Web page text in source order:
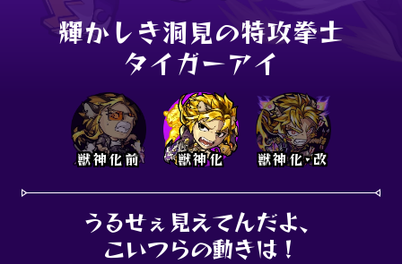
輝かしき洞見の特攻拳士
タイガーアイ
獣神化前 獣神化 獣神化･改
うるせぇ見えてんだよ、
こいつらの動きは！